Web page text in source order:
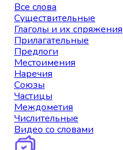
Все слова
Существительные
Глаголы и их спряжения
Прилагательные
Предлоги
Местоимения
Наречия
Союзы
Частицы
Междометия
Числительные
Видео со словами